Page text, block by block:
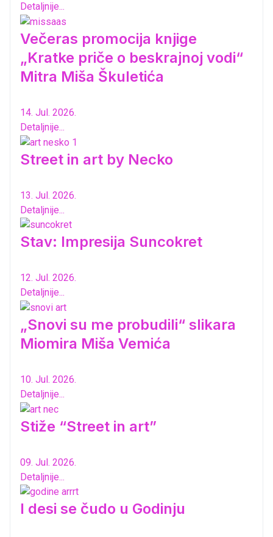
Detaljnije...
Večeras promocija knjige
„Kratke priče o beskrajnoj vodi“
Mitra Miša Škuletića
14. Jul. 2026.
Detaljnije...
Street in art by Necko
13. Jul. 2026.
Detaljnije...
Stav: Impresija Suncokret
12. Jul. 2026.
Detaljnije...
„Snovi su me probudili“ slikara
Miomira Miša Vemića
10. Jul. 2026.
Detaljnije...
Stiže “Street in art”
09. Jul. 2026.
Detaljnije...
I desi se čudo u Godinju